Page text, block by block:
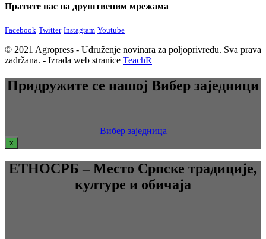
Пратите нас на друштвеним мрежама
Facebook Twitter Instagram Youtube
© 2021 Agropress - Udruženje novinara za poljoprivredu. Sva prava
zadržana. - Izrada web stranice TeachR
Придружите се нашој Вибер заједници
Вибер заједница
x
ЕТНОСРБ – Место Српске традиције,
културе и обичаја